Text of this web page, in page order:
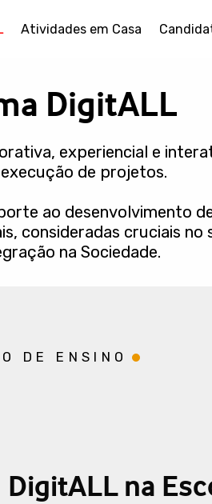
Atividades em Casa
DigitALL
experiencial e
de projetos.
ao desenvolvimento
consideradas cruciais no
na Sociedade.
DE ENSINO
DigitALL na